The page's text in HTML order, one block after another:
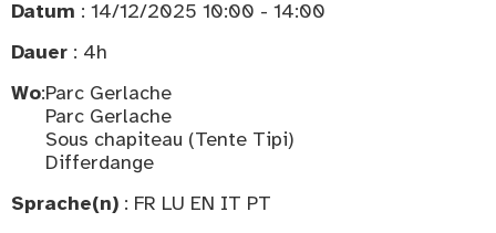
Datum : 14/12/2025 10:00 - 14:00
Dauer : 4h
Wo:Parc Gerlache
Parc Gerlache
Sous chapiteau (Tente Tipi)
Differdange
Sprache(n) : FR LU EN IT PT